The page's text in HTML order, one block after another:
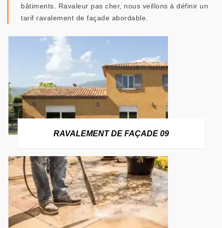
bâtiments. Ravaleur pas cher, nous veillons à définir un
tarif ravalement de façade abordable.
RAVALEMENT DE FAÇADE 09